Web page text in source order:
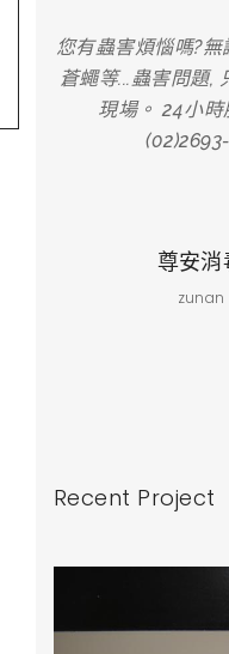
您有蟲害煩惱嗎?
蒼蠅等...蟲害問題,
現場。 24小
尊安消
zunan
Recent Project